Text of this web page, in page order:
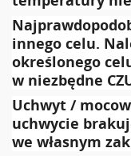
innego celu.
określonego
w niezbędne
Uchwyt /
uchwycie
we własnym